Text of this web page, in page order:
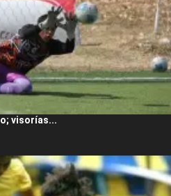
visorías...